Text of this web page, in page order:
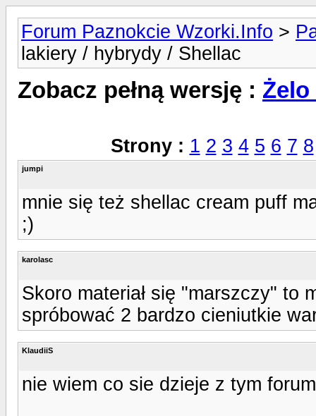
Forum Paznokcie Wzorki.Info >
lakiery / hybrydy / Shellac
Zobacz pełną wersję :
Strony : 1 2 3 4 5 6 7 8
jumpi
mnie się też shellac cream puff
;)
karolasc
Skoro materiał się "marszczy" to
spróbować 2 bardzo cieniutkie
KlaudiiS
nie wiem co sie dzieje z tym